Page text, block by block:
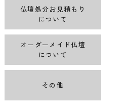
仏壇処分お見積もり
について
オーダーメイド仏壇
について
その他